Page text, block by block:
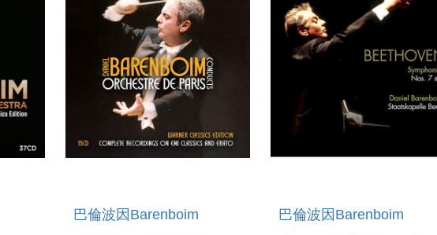
巴倫波因Barenboim
巴倫波因Barenboim